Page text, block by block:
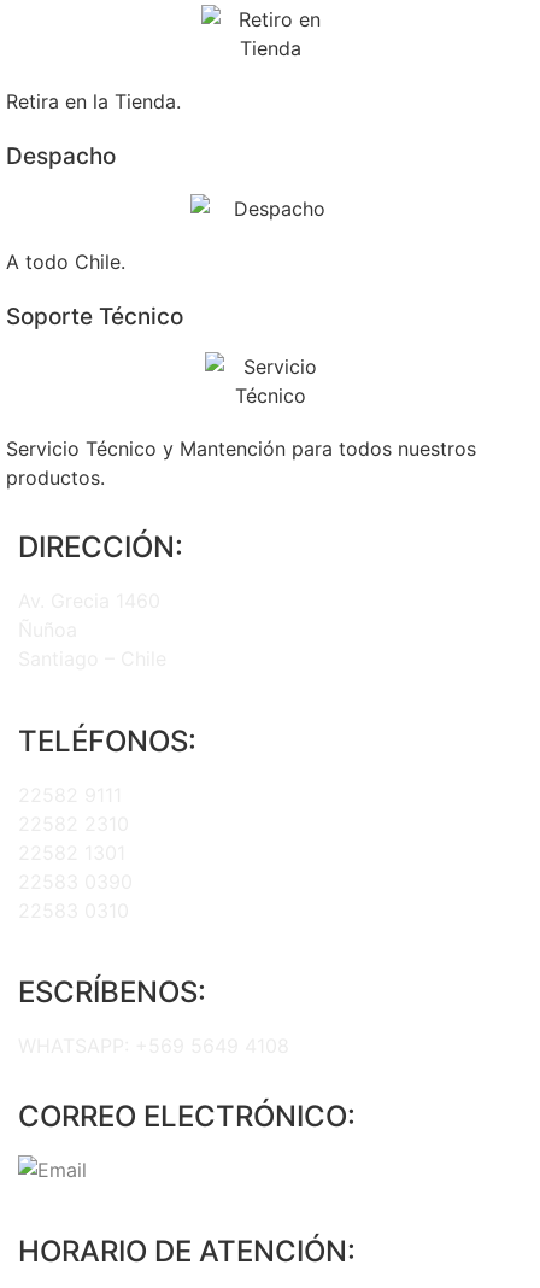
Retira en la Tienda.
Despacho
A todo Chile.
Soporte Técnico
Servicio Técnico y Mantención para todos nuestros
productos.
DIRECCIÓN:
TELÉFONOS:
ESCRÍBENOS:
CORREO ELECTRÓNICO:
HORARIO DE ATENCIÓN: